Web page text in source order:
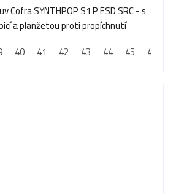
Cofra SYNTHPOP S1 P ESD SRC - s
a planžetou proti propíchnutí
40 41 42 43 44 45 46